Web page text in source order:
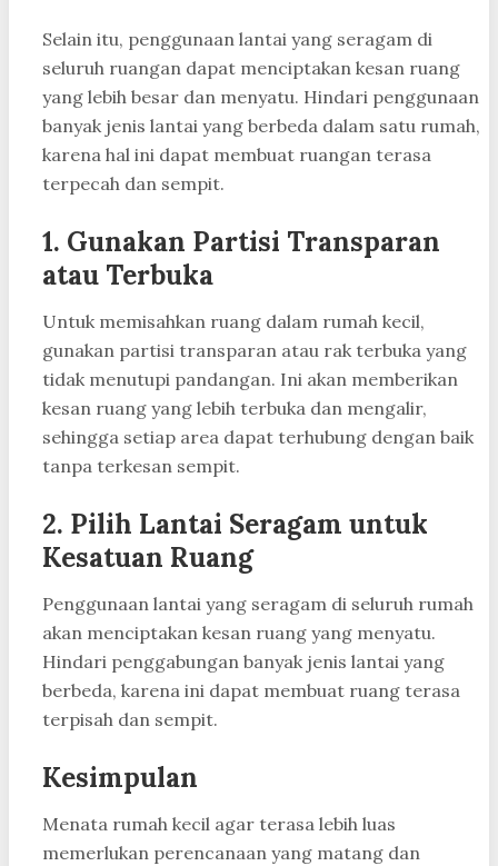
Selain itu, penggunaan lantai yang seragam di
seluruh ruangan dapat menciptakan kesan ruang
yang lebih besar dan menyatu. Hindari penggunaan
banyak jenis lantai yang berbeda dalam satu rumah,
karena hal ini dapat membuat ruangan terasa
terpecah dan sempit.
1. Gunakan Partisi Transparan
atau Terbuka
Untuk memisahkan ruang dalam rumah kecil,
gunakan partisi transparan atau rak terbuka yang
tidak menutupi pandangan. Ini akan memberikan
kesan ruang yang lebih terbuka dan mengalir,
sehingga setiap area dapat terhubung dengan baik
tanpa terkesan sempit.
2. Pilih Lantai Seragam untuk
Kesatuan Ruang
Penggunaan lantai yang seragam di seluruh rumah
akan menciptakan kesan ruang yang menyatu.
Hindari penggabungan banyak jenis lantai yang
berbeda, karena ini dapat membuat ruang terasa
terpisah dan sempit.
Kesimpulan
Menata rumah kecil agar terasa lebih luas
memerlukan perencanaan yang matang dan